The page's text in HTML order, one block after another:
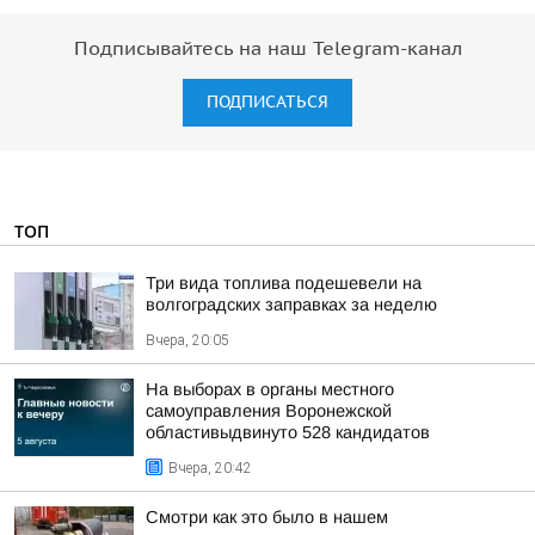
Подписывайтесь на наш Telegram-канал
ПОДПИСАТЬСЯ
ТОП
Три вида топлива подешевели на
волгоградских заправках за неделю
Вчера, 20:05
На выборах в органы местного
самоуправления Воронежской
областивыдвинуто 528 кандидатов
Вчера, 20:42
Смотри как это было в нашем